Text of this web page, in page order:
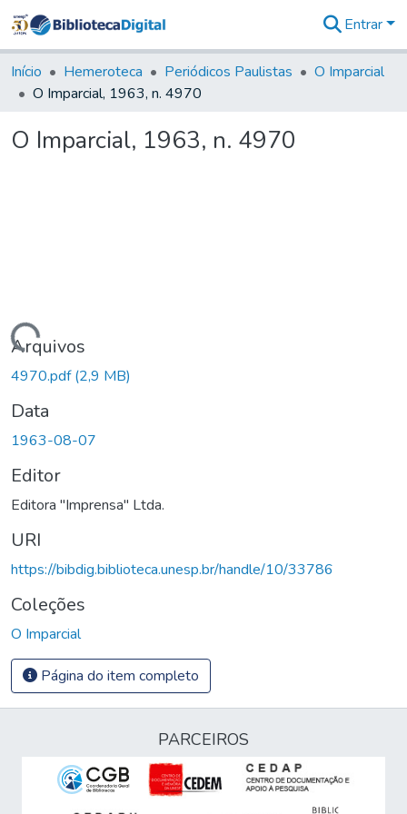
&
Coleções
Tudo na
Digital
Entrar
Início Hemeroteca Periódicos Paulistas
O Imparcial
O Imparcial, 1963, n. 4970
O Imparcial, 1963, n. 4970
Carregando...
Arquivos
4970.pdf(2,9 MB)
Data
1963-08-07
Editor
Editora "Imprensa" Ltda.
URI
https://bibdig.biblioteca.unesp.br/handle/10/33786
Coleções
O Imparcial
Página do item completo
PARCEIROS